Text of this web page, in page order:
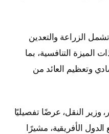
الزراعة والتعدين
الميزة التنافسية، بما
وتعظيم العائد من
النقل، عرضًا تفصيليًا
الأفريقية، مشيرًا